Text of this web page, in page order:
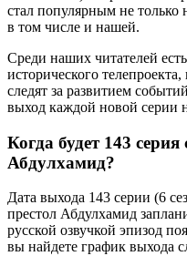
стал популярным не только
в том числе и нашей.
Среди наших читателей
исторического
следят за развитием
выход каждой новой серии
Когда будет 143
Абдулхамид?
Дата выхода 143 серии (6
престол Абдулхамид
русской озвучкой эпизод
вы найдете график выхода